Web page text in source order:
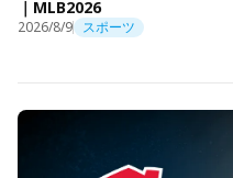
｜MLB2026
2026/8/9 スポーツ